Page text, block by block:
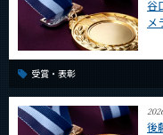
谷
メ
受賞・表彰
後